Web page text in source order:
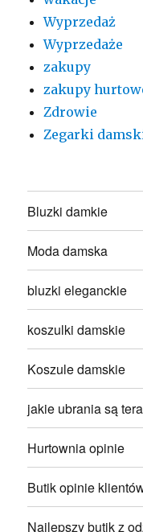
Wyprzedaż
Wyprzedaże
zakupy
zakupy
Zdrowie
Zegarki
Bluzki damkie
Moda damska
bluzki eleganckie
koszulki damskie
Koszule damskie
jakie ubrania są
Hurtownia opinie
Butik opinie
Najlepszy butik z